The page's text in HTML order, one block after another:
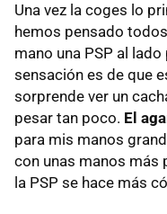
Una vez la coges lo
hemos pensado
mano una PSP al lado
sensación es de que
sorprende ver un
pesar tan poco. El
para mis manos
con unas manos más
la PSP se hace más